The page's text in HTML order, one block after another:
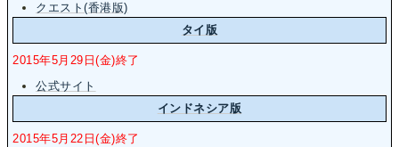
クエスト(香港版)
タイ版
2015年5月29日(金)終了
公式サイト
インドネシア版
2015年5月22日(金)終了